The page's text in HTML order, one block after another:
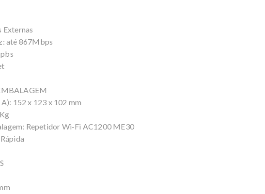
Externas
até 867Mbps
152 x 123 x 102 mm
Repetidor Wi-Fi AC1200 ME30